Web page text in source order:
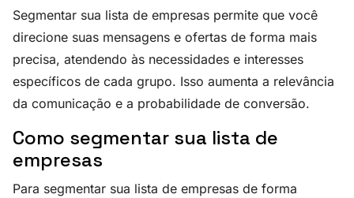
Segmentar sua lista de empresas permite que você
direcione suas mensagens e ofertas de forma mais
precisa, atendendo às necessidades e interesses
específicos de cada grupo. Isso aumenta a relevância
da comunicação e a probabilidade de conversão.
Como segmentar sua lista de
empresas
Para segmentar sua lista de empresas de forma